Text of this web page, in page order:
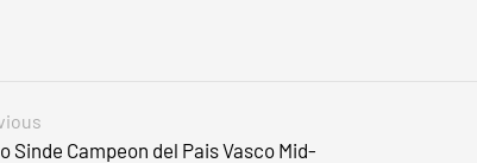
Sinde Campeon del Pais Vasco Mid-